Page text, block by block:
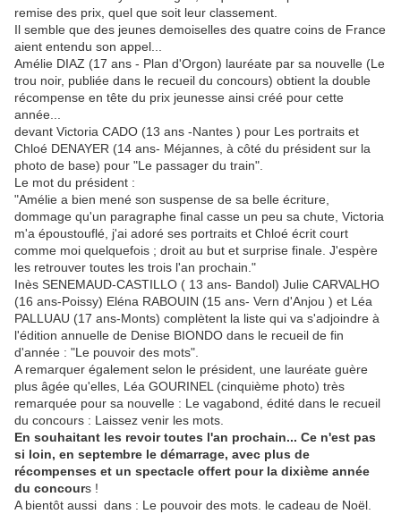
remise des prix, quel que soit leur classement.
Il semble que des jeunes demoiselles des quatre coins de France
aient entendu son appel...
Amélie DIAZ (17 ans - Plan d'Orgon) lauréate par sa nouvelle (Le
trou noir, publiée dans le recueil du concours) obtient la double
récompense en tête du prix jeunesse ainsi créé pour cette
année...
devant Victoria CADO (13 ans -Nantes ) pour Les portraits et
Chloé DENAYER (14 ans- Méjannes, à côté du président sur la
photo de base) pour "Le passager du train".
Le mot du président :
"Amélie a bien mené son suspense de sa belle écriture,
dommage qu'un paragraphe final casse un peu sa chute, Victoria
m'a époustouflé, j'ai adoré ses portraits et Chloé écrit court
comme moi quelquefois ; droit au but et surprise finale. J'espère
les retrouver toutes les trois l'an prochain."
Inès SENEMAUD-CASTILLO ( 13 ans- Bandol) Julie CARVALHO
(16 ans-Poissy) Eléna RABOUIN (15 ans- Vern d'Anjou ) et Léa
PALLUAU (17 ans-Monts) complètent la liste qui va s'adjoindre à
l'édition annuelle de Denise BIONDO dans le recueil de fin
d'année : "Le pouvoir des mots".
A remarquer également selon le président, une lauréate guère
plus âgée qu'elles, Léa GOURINEL (cinquième photo) très
remarquée pour sa nouvelle : Le vagabond, édité dans le recueil
du concours : Laissez venir les mots.
En souhaitant les revoir toutes l'an prochain... Ce n'est pas
si loin, en septembre le démarrage, avec plus de
récompenses et un spectacle offert pour la dixième année
du concours !
A bientôt aussi dans : Le pouvoir des mots. le cadeau de Noël.